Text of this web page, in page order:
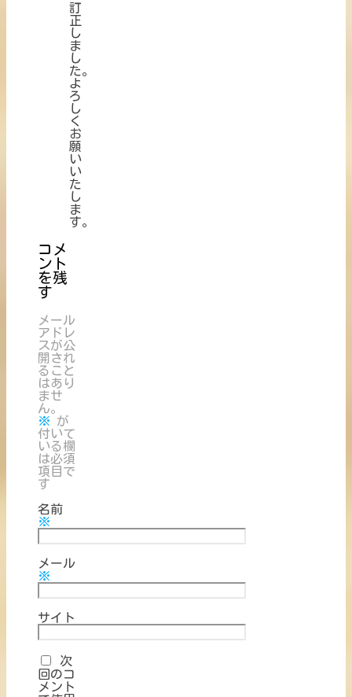
訂
正
し
ま
し
た。
よ
ろ
し
く
お
願
い
い
た
し
ま
す。
コメ
ント
を残
す
メール
アドレ
スが公
開され
ること
はあり
ませ
ん。
※ が
付いて
いる欄
は必須
項目で
す
名前
※
メール
※
サイト
次
回のコ
メント